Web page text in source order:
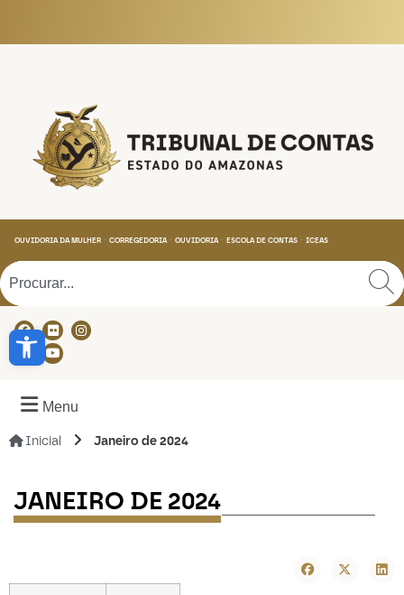
Abrir a barra de ferramentas
OUVIDORIA DA MULHER CORREGEDORIA OUVIDORIA ESCOLA DE CONTAS ICEAS
Menu
Inicial Janeiro de 2024
JANEIRO DE 2024